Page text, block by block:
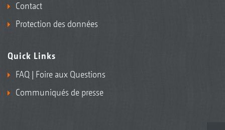
Contact
Protection des données
Quick Links
FAQ | Foire aux Questions
Communiqués de presse